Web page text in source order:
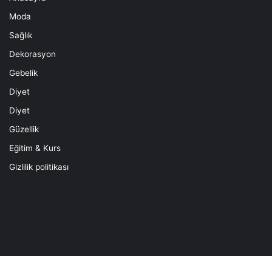
Moda
Sağlık
Dekorasyon
Gebelik
Diyet
Diyet
Güzellik
Eğitim & Kurs
Gizlilik politikası